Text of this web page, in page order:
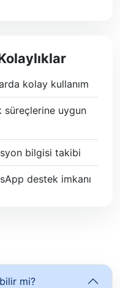
kolay kullanım
süreçlerine uygun
bilgisi takibi
destek imkanı
mi?